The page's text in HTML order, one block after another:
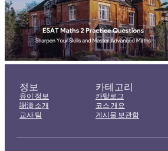
정보
유이 정보
謝濤 소개
교사 팀
카테고리
카탈로그
코스 개요
게시물 보관함